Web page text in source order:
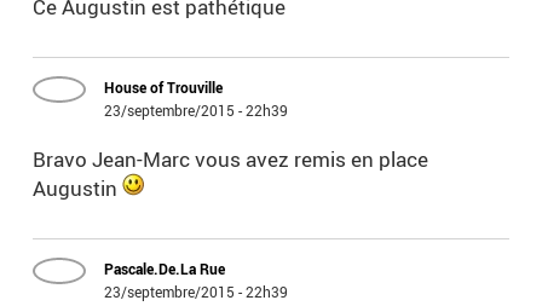
Ce Augustin est pathétique
House of Trouville
23/septembre/2015 - 22h39
Bravo Jean-Marc vous avez remis en place
Augustin
Pascale.De.La Rue
23/septembre/2015 - 22h39